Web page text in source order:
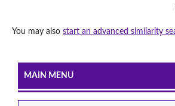
You may also start an advanced similarity
MAIN MENU